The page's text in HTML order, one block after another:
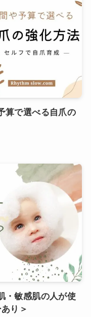
算で選べる自爪の
・敏感肌の人が使
り＞